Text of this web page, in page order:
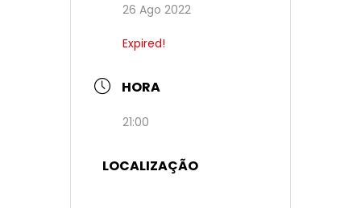
26 Ago 2022
Expired!
HORA
21:00
LOCALIZAÇÃO